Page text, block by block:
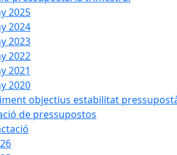
2025
2024
2023
2022
2021
2020
objectius estabilitat
de pressupostos